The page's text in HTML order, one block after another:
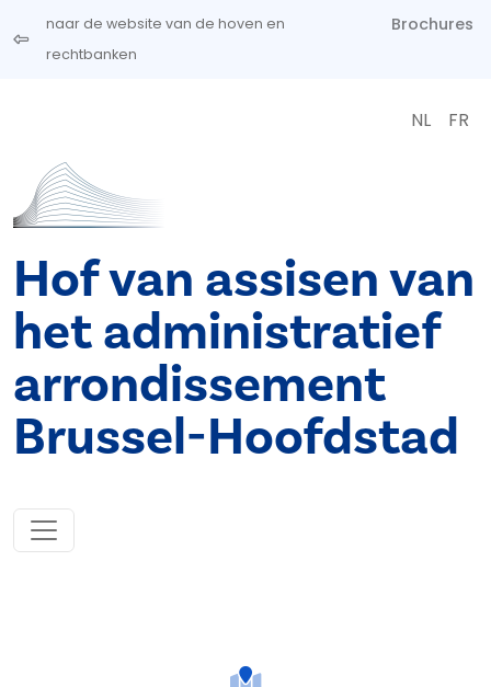
Overslaan en naar de inhoud gaan
naar de website van de hoven en
rechtbanken
Brochures
NL FR
Hof van assisen van
het administratief
arrondissement
Brussel-Hoofdstad